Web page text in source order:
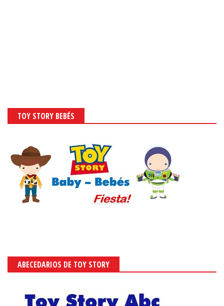
TOY STORY BEBÉS
ABECEDARIOS DE TOY STORY